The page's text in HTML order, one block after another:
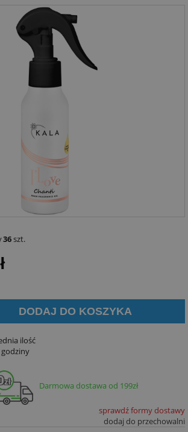
36szt.
DODAJ DO KOSZYKA
ilość
godziny
Darmowa dostawa od 199zł
sprawdź formy dostawy
dodaj do przechowalni